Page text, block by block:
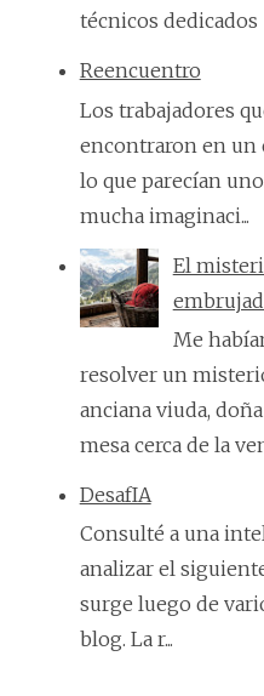
técnicos dedicados
Reencuentro
Los trabajadores
encontraron en un
lo que parecían
mucha imaginaci...
El
Me
resolver un
anciana viuda,
mesa cerca de la
DesafIA
Consulté a una
analizar el
surge luego de
blog. La r...